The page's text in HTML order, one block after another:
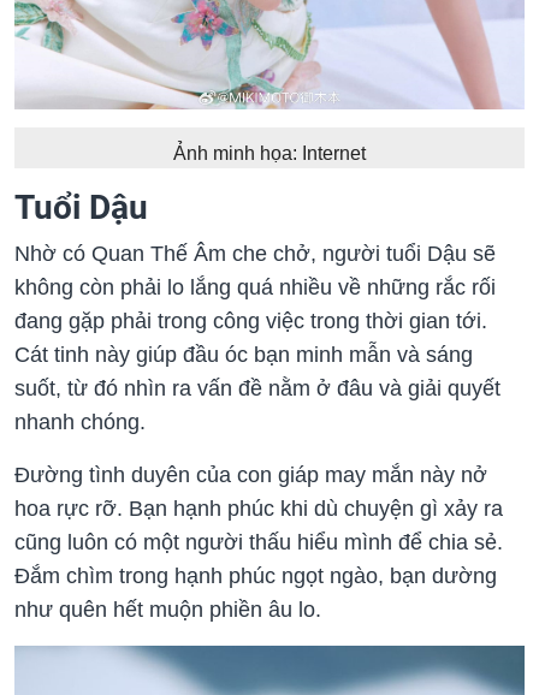
Ảnh minh họa: Internet
Tuổi Dậu
Nhờ có Quan Thế Âm che chở, người tuổi Dậu sẽ
không còn phải lo lắng quá nhiều về những rắc rối
đang gặp phải trong công việc trong thời gian tới.
Cát tinh này giúp đầu óc bạn minh mẫn và sáng
suốt, từ đó nhìn ra vấn đề nằm ở đâu và giải quyết
nhanh chóng.
Đường tình duyên của con giáp may mắn này nở
hoa rực rỡ. Bạn hạnh phúc khi dù chuyện gì xảy ra
cũng luôn có một người thấu hiểu mình để chia sẻ.
Đắm chìm trong hạnh phúc ngọt ngào, bạn dường
như quên hết muộn phiền âu lo.